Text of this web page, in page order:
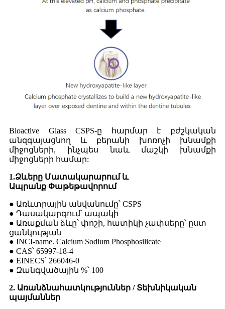
Bioactive Glass CSPS-ը հարմար է բժշկական
անզգայացնող և բերանի խոռոչի խնամքի
միջոցների, ինչպես նաև մաշկի խնամքի
միջոցների համար:
1.Ձևերը Մատակարարում և
Ապրանք Փաթեթավորում
● Առևտրային անվանումը՝ CSPS
● Դասակարգում՝ ապակի
● Առաքման ձևը՝ փոշի, հատիկի չափսերը՝ ըստ
ցանկության
● INCI-name. Calcium Sodium Phosphosilicate
● CAS՝ 65997-18-4
● EINECS՝ 266046-0
● Զանգվածային %՝ 100
2. Առանձնահատկություններ / Տեխնիկական
պայմաններ